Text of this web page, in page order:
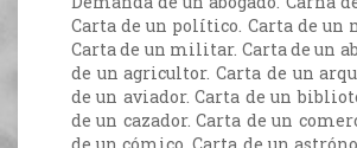
Carta de un político. Carta de un
Carta de un militar. Carta de un
de un agricultor. Carta de un
de un aviador. Carta de un
de un cazador. Carta de un